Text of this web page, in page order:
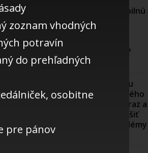
Ako mať stabilnú
energiu bez
používania
stimulantov?
27.7.2023
Ako pomocou
protizápalového
stravovania raz a
navždy vyriešiť
ženské problémy
zoznam vhodných
potravín
do prehľadných
osobitne
pre pánov